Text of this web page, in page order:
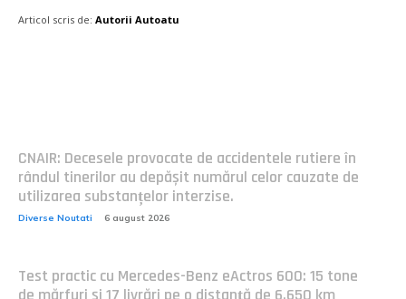
Articol scris de: Autorii Autoatu
CNAIR: Decesele provocate de accidentele rutiere în
rândul tinerilor au depășit numărul celor cauzate de
utilizarea substanțelor interzise.
Diverse Noutati 6 august 2026
Test practic cu Mercedes-Benz eActros 600: 15 tone
de mărfuri și 17 livrări pe o distanță de 6.650 km